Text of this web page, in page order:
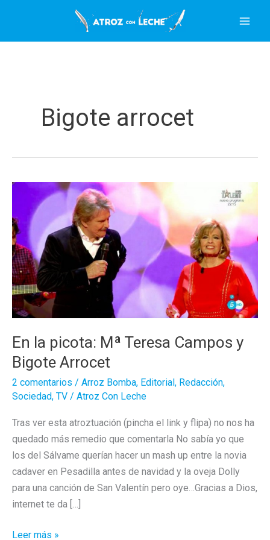
contenido
Bigote arrocet
En la picota: Mª Teresa Campos y
Bigote Arrocet
2 comentarios / Arroz Bomba, Editorial, Redacción,
Sociedad, TV / Atroz Con Leche
Tras ver esta atroztuación (pincha el link y flipa) no nos ha
quedado más remedio que comentarla No sabía yo que
los del Sálvame querían hacer un mash up entre la novia
cadaver en Pesadilla antes de navidad y la oveja Dolly
para una canción de San Valentín pero oye…Gracias a Dios,
internet te da […]
En
Leer más »